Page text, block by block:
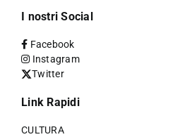
I nostri Social
Facebook
Instagram
Twitter
Link Rapidi
CULTURA